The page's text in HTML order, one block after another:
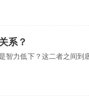
系？
力低下？这二者之间